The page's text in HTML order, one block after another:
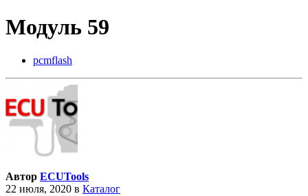
Модуль 59
pcmflash
Автор ECUTools
22 июля, 2020 в Каталог